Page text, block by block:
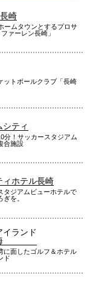
崎
ームタウンとするプロサ
ァーレン長崎」
ットボールクラブ「長崎
ティ
分！サッカースタジアム
合施設
ィホテル長崎
タジアムビューホテルで
を。
イランド
に面したゴルフ＆ホテル
ド